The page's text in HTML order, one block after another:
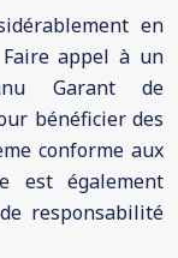
en
appel à un
Garant de
bénéficier des
conforme aux
est également
responsabilité